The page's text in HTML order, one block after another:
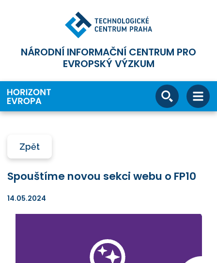
NÁRODNÍ INFORMAČNÍ CENTRUM PRO
EVROPSKÝ VÝZKUM
Zpět
Spouštíme novou sekci webu o FP10
14.05.2024